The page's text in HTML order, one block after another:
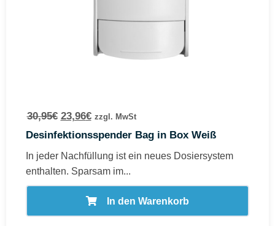
30,95€ 23,96€ zzgl. MwSt
Desinfektionsspender Bag in Box Weiß
In jeder Nachfüllung ist ein neues Dosiersystem
enthalten. Sparsam im...
In den Warenkorb